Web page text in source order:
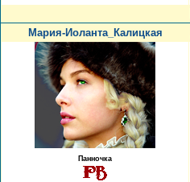
Мария-Иоланта_Калицкая
Панночка